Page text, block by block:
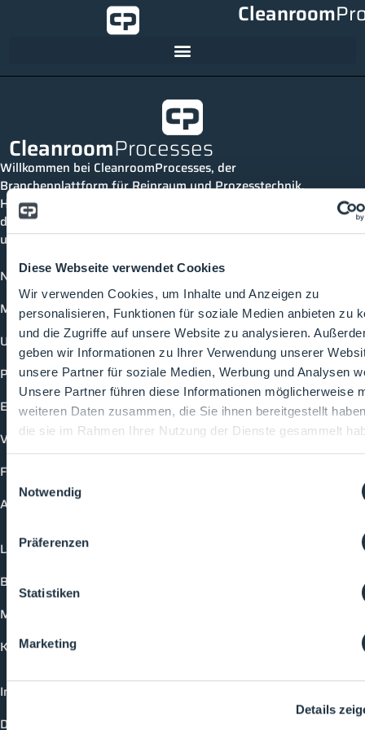
Diese Webseite verwendet Cookies
Wir verwenden Cookies, um Inhalte und Anzeigen zu
personalisieren, Funktionen für soziale Medien anbieten zu
und die Zugriffe auf unsere Website zu analysieren.
geben wir Informationen zu Ihrer Verwendung unserer
unsere Partner für soziale Medien, Werbung und Analysen
Unsere Partner führen diese Informationen möglicherweise
weiteren Daten zusammen, die Sie ihnen bereitgestellt
die sie im Rahmen Ihrer Nutzung der Dienste gesammelt
Einwilligungsauswahl
Notwendig
Präferenzen
Statistiken
Marketing
Details
Cleanroom
CleanroomProcesses
Willkommen bei CleanroomProcesses, der
Branchenplattform für Reinraum und Prozesstechnik.
Hier bleibst du immer auf dem neuesten Stand, kannst
dich mit anderen verknüpfen und alle relevanten Themen
und Events der Branche entdecken.
News
Mediathek
Unternehmen
Produkte
Events
Vorträge
Future-Faces
Academy
Login
Buchungsmöglichkeiten
Medienformate
Kontakt
Impressum
Datenschutzerklärung